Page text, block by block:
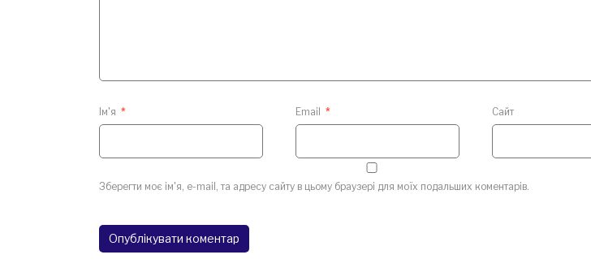
Ім'я * Email * Сайт
Зберегти моє ім'я, e-mail, та адресу сайту в цьому браузері для моїх подальших коментарів.